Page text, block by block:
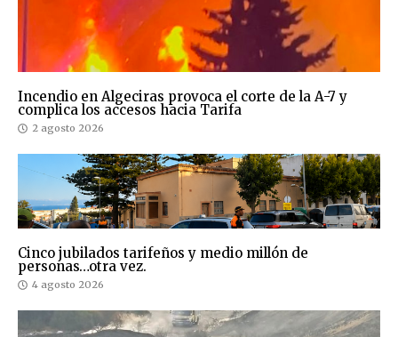
Incendio en Algeciras provoca el corte de la A-7 y
complica los accesos hacia Tarifa
2 agosto 2026
Cinco jubilados tarifeños y medio millón de
personas…otra vez.
4 agosto 2026